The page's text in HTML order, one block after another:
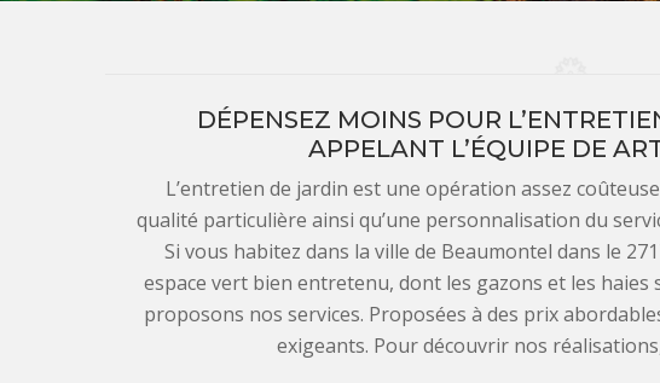
DÉPENSEZ MOINS POUR
APPELANT L’ÉQUIPE DE
L’entretien de jardin est une opération assez
qualité particulière ainsi qu’une personnalisation du
Si vous habitez dans la ville de Beaumontel dans le
espace vert bien entretenu, dont les gazons et les
proposons nos services. Proposées à des prix
exigeants. Pour découvrir nos